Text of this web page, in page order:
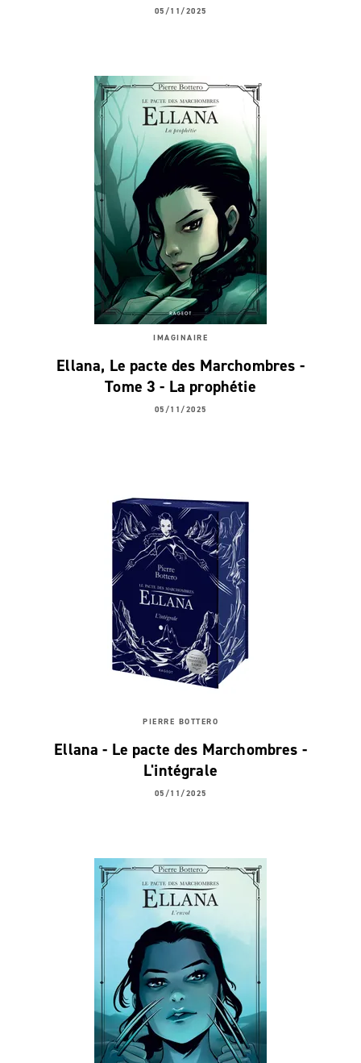
05/11/2025
IMAGINAIRE
Ellana, Le pacte des Marchombres -
Tome 3 - La prophétie
05/11/2025
PIERRE BOTTERO
Ellana - Le pacte des Marchombres -
L'intégrale
05/11/2025